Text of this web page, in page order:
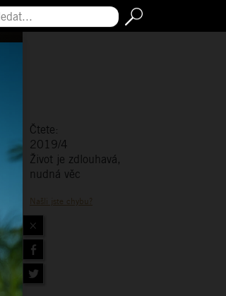
Čtete:
2019/4
Život je zdlouhavá,
nudná věc
Našli jste chybu?
×